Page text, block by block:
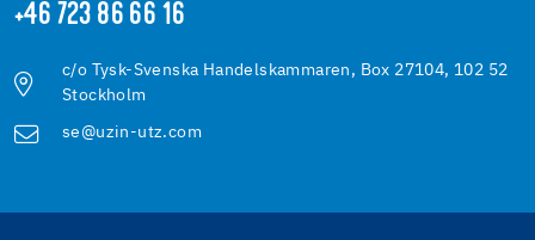
+46 723 86 66 16
c/o Tysk-Svenska Handelskammaren, Box 27104, 102 52
Stockholm
se@uzin-utz.com